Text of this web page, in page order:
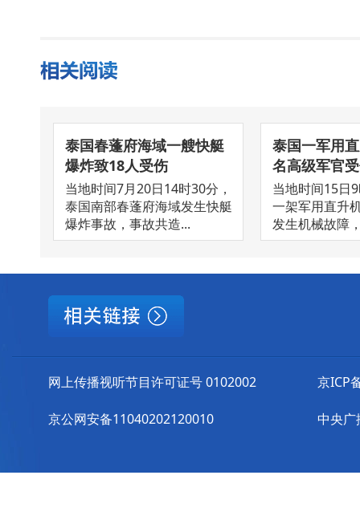
泰国春蓬府海域一艘快艇
爆炸致18人受伤
当地时间7月20日14时30分，
泰国南部春蓬府海域发生快艇
爆炸事故，事故共造...
泰国一军用
名高级军官
当地时间15日
一架军用直升
发生机械故障
网上传播视听节目许可证号 0102002
京公网安备11040202120010
京ICP
中央广